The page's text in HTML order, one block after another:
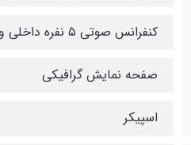
کنفرانس صوتی ۵ نفره داخلی و ۳ نفره خارجی
صفحه نمایش گرافیکی
اسپیکر